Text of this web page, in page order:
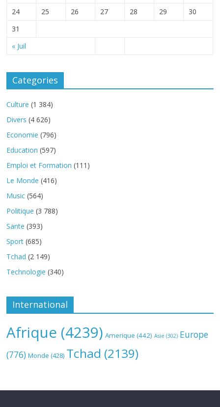
« Juil
24
25 26 27 28 29
30
31
Categories
Culture (1 384)
Divers (4 626)
Economie (796)
Education (597)
Emploi et Formation (111)
Le Monde (416)
Music (564)
Politique (3 788)
Sante (393)
Sport (685)
Tchad (2 149)
Technologie (340)
International
Afrique (4239) Amerique (442) Asie (302) Europe
(776) Monde (428) Tchad (2139)